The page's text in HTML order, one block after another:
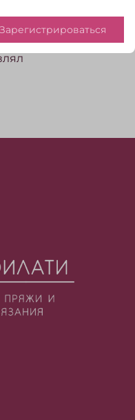
Зарегистрироваться